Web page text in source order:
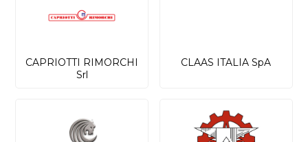
CAPRIOTTI RIMORCHI
Srl
CLAAS ITALIA SpA